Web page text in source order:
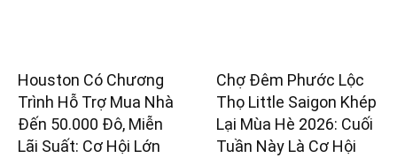
Houston Có Chương
Trình Hỗ Trợ Mua Nhà
Đến 50.000 Đô, Miễn
Lãi Suất: Cơ Hội Lớn
Chợ Đêm Phước Lộc
Thọ Little Saigon Khép
Lại Mùa Hè 2026: Cuối
Tuần Này Là Cơ Hội